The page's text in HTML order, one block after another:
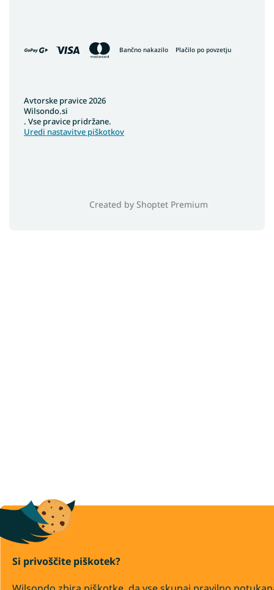
Si privoščite piškotek?
Bančno nakazilo Plačilo po povzetju
Created by Shoptet Premium
Avtorske pravice 2026
Wilsondo.si
. Vse pravice pridržane.
Uredi nastavitve piškotkov